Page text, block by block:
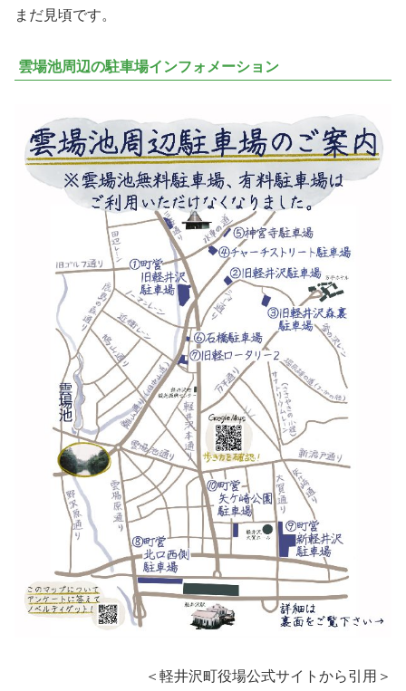
まだ見頃です。
雲場池周辺の駐車場インフォメーション
＜軽井沢町役場公式サイトから引用＞